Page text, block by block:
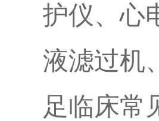
护仪、心
液滤过机
足临床常